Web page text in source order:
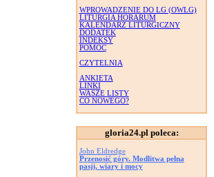
WPROWADZENIE DO LG (OWLG)
LITURGIA HORARUM
KALENDARZ LITURGICZNY
DODATEK
INDEKSY
POMOC
CZYTELNIA
ANKIETA
LINKI
WASZE LISTY
CO NOWEGO?
gloria24.pl poleca:
John Eldredge
Przenosić góry. Modlitwa pełna
pasji, wiary i mocy